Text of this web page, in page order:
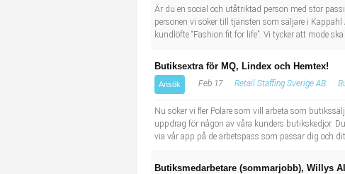
Är du en social och utåtriktad person med stor
personen vi söker till tjänsten som säljare i
kundlöfte “Fashion fit for life”. Vi tycker att mode
Butiksextra för MQ, Lindex och Hemtex!
Ansök Feb 17 Retail Staffing Sverige AB
Nu söker vi fler Polare som vill arbeta som
uppdrag för någon av våra kunders butikskedjor.
via vår app på de arbetspass som passar dig och
Butiksmedarbetare (sommarjobb), Willys